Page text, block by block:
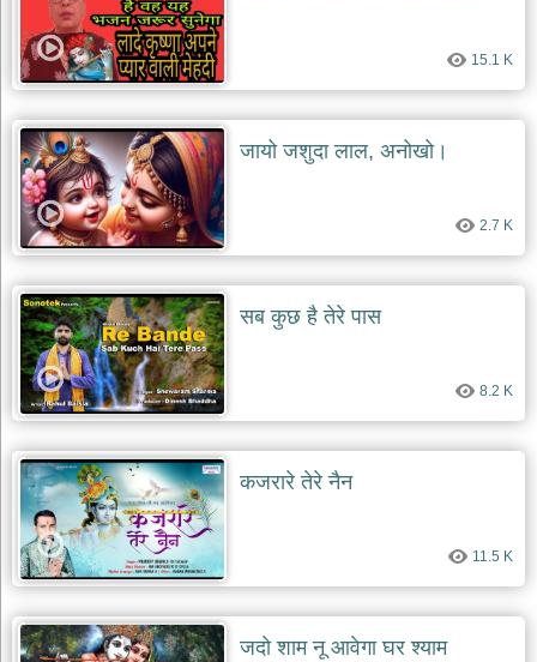
day
भजन
जोड़ें
add
bhajans
15.1 K
जायो जशुदा लाल, अनोखो।
2.7 K
सब कुछ है तेरे पास
8.2 K
कजरारे तेरे नैन
11.5 K
जदो शाम नू आवेगा घर श्याम